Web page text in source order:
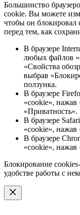
Большинство
cookie. Вы можете
чтобы он блокировал
перед тем, как
В браузере
любых файлов
«Свойства
выбрав
ползунка.
В браузере
«cookie»,
«Приватность».
В браузере
«cookie»,
В браузере
«cookie»,
Блокирование
удобстве работы с